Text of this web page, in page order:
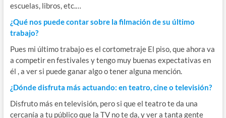
escuelas, libros, etc.…
¿Qué nos puede contar sobre la filmación de su último
trabajo?
Pues mi último trabajo es el cortometraje El piso, que ahora va
a competir en festivales y tengo muy buenas expectativas en
él , a ver si puede ganar algo o tener alguna mención.
¿Dónde disfruta más actuando: en teatro, cine o televisión?
Disfruto más en televisión, pero si que el teatro te da una
cercanía a tu público que la TV no te da, y ver a tanta gente